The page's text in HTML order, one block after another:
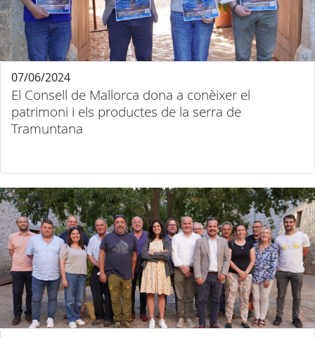
El Consell de Mallorca dona a conèixer el
patrimoni i els productes de la serra de
Tramuntana
07/06/2024